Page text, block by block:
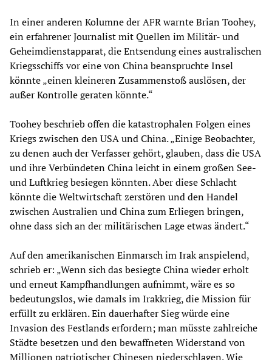
In einer anderen Kolumne der AFR warnte Brian Toohey,
ein erfahrener Journalist mit Quellen im Militär- und
Geheimdienstapparat, die Entsendung eines australischen
Kriegsschiffs vor eine von China beanspruchte Insel
könnte „einen kleineren Zusammenstoß auslösen, der
außer Kontrolle geraten könnte.“
Toohey beschrieb offen die katastrophalen Folgen eines
Kriegs zwischen den USA und China. „Einige Beobachter,
zu denen auch der Verfasser gehört, glauben, dass die USA
und ihre Verbündeten China leicht in einem großen See-
und Luftkrieg besiegen könnten. Aber diese Schlacht
könnte die Weltwirtschaft zerstören und den Handel
zwischen Australien und China zum Erliegen bringen,
ohne dass sich an der militärischen Lage etwas ändert.“
Auf den amerikanischen Einmarsch im Irak anspielend,
schrieb er: „Wenn sich das besiegte China wieder erholt
und erneut Kampfhandlungen aufnimmt, wäre es so
bedeutungslos, wie damals im Irakkrieg, die Mission für
erfüllt zu erklären. Ein dauerhafter Sieg würde eine
Invasion des Festlands erfordern; man müsste zahlreiche
Städte besetzen und den bewaffneten Widerstand von
Millionen patriotischer Chinesen niederschlagen. Wie